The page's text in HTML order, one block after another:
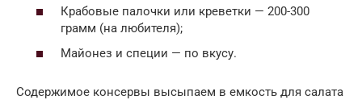
Крабовые палочки или креветки — 200-300
грамм (на любителя);
Майонез и специи — по вкусу.
Содержимое консервы высыпаем в емкость для салата